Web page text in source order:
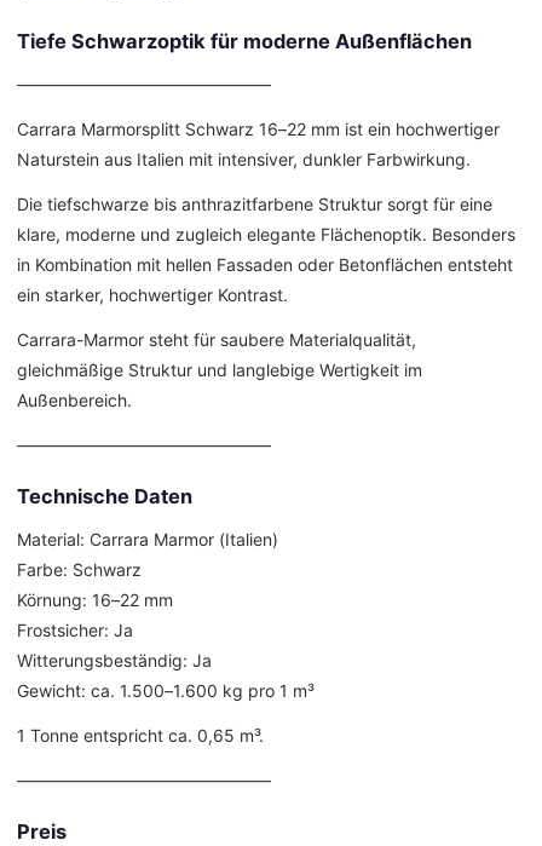
Tiefe Schwarzoptik für moderne Außenflächen
––––––––––––––––––––––––––––––
Carrara Marmorsplitt Schwarz 16–22 mm ist ein hochwertiger
Naturstein aus Italien mit intensiver, dunkler Farbwirkung.
Die tiefschwarze bis anthrazitfarbene Struktur sorgt für eine
klare, moderne und zugleich elegante Flächenoptik. Besonders
in Kombination mit hellen Fassaden oder Betonflächen entsteht
ein starker, hochwertiger Kontrast.
Carrara-Marmor steht für saubere Materialqualität,
gleichmäßige Struktur und langlebige Wertigkeit im
Außenbereich.
––––––––––––––––––––––––––––––
Technische Daten
Material: Carrara Marmor (Italien)
Farbe: Schwarz
Körnung: 16–22 mm
Frostsicher: Ja
Witterungsbeständig: Ja
Gewicht: ca. 1.500–1.600 kg pro 1 m³
1 Tonne entspricht ca. 0,65 m³.
––––––––––––––––––––––––––––––
Preis